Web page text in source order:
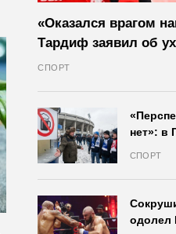
«Оказался врагом
Тардиф заявил об
президента IIHF в
СПОРТ
нет»: в
СПОРТ
одолел